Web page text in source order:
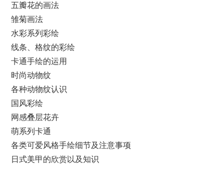
五瓣花的画法
雏菊画法
水彩系列彩绘
线条、格纹的彩绘
卡通手绘的运用
时尚动物纹
各种动物纹认识
国风彩绘
网感叠层花卉
萌系列卡通
各类可爱风格手绘细节及注意事项
日式美甲的欣赏以及知识